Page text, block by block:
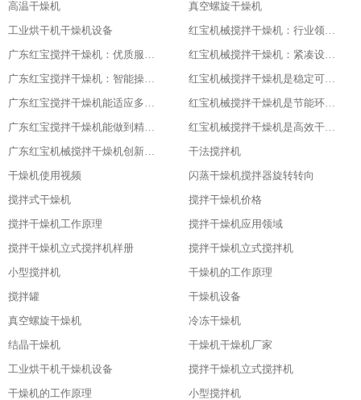
高温干燥机
真空螺旋干燥机
工业烘干机干燥机设备
红宝机械搅拌干燥机：行业领先，值得信赖
广东红宝搅拌干燥机：优质服务，全程保障
红宝机械搅拌干燥机：紧凑设计，节省空间
广东红宝搅拌干燥机：智能操作，便捷高效
红宝机械搅拌干燥机是稳定可靠的伙伴
广东红宝搅拌干燥机能适应多种物料
红宝机械搅拌干燥机是节能环保新选择
广东红宝搅拌干燥机能做到精准控制，卓越品质
红宝机械搅拌干燥机是高效干燥的利器
广东红宝机械搅拌干燥机创新引领未来
干法搅拌机
干燥机使用视频
闪蒸干燥机搅拌器旋转转向
搅拌式干燥机
搅拌干燥机价格
搅拌干燥机工作原理
搅拌干燥机应用领域
搅拌干燥机立式搅拌机样册
搅拌干燥机立式搅拌机
小型搅拌机
干燥机的工作原理
搅拌罐
干燥机设备
真空螺旋干燥机
冷冻干燥机
结晶干燥机
干燥机干燥机厂家
工业烘干机干燥机设备
搅拌干燥机立式搅拌机
干燥机的工作原理
小型搅拌机